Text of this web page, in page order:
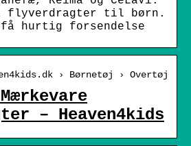
flyverdragter til børn.
hurtig forsendelse
› Børnetøj › Overtøj
– Heaven4kids